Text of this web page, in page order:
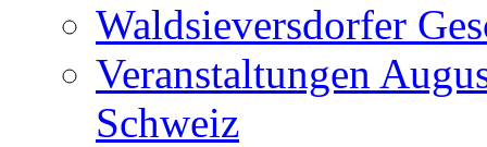
Waldsieversdorfer
Veranstaltungen
Schweiz